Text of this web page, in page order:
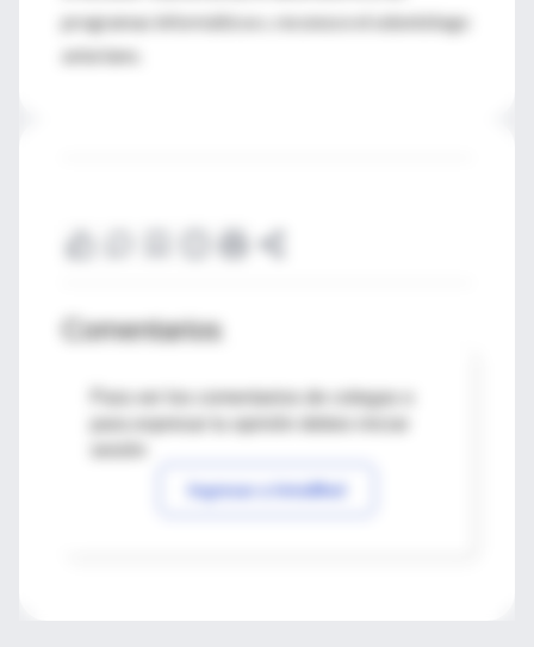
programas informáticos», reconoce el odontólogo
asturiano.
Comentarios
Para ver los comentarios de colegas o
Ingresar a IntraMed